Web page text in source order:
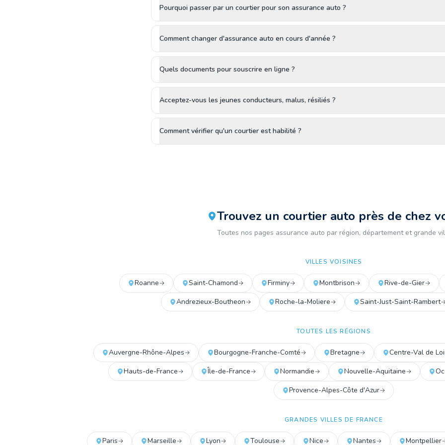
Pourquoi passer par un courtier pour son assurance auto ?
Comment changer d'assurance auto en cours d'année ?
Quels documents pour souscrire en ligne ?
Acceptez-vous les jeunes conducteurs, malus, résiliés ?
Comment vérifier qu'un courtier est habilité ?
Trouvez un courtier auto près de chez
Toutes nos pages assurance auto par région, département et grande
VILLES VOISINES
Roanne Saint-Chamond Firminy Montbrison
Rive-de-Gier
Andrezieux-Boutheon
Roche-la-Moliere Saint-Just-Saint-Rambert
TOUTES LES RÉGIONS
Auvergne-Rhône-Alpes Bourgogne-Franche-Comté Bretagne
Centre-Val de
Hauts-de-France
Île-de-France Normandie Nouvelle-Aquitaine
Provence-Alpes-Côte d'Azur
GRANDES VILLES DE FRANCE
Paris Marseille Lyon Toulouse Nice Nantes Montpellier